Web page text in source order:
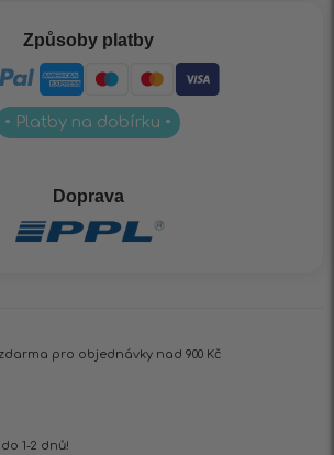
Způsoby platby
• Platby na dobírku •
Doprava
pro objednávky nad 900 Kč
1-2 dnů!